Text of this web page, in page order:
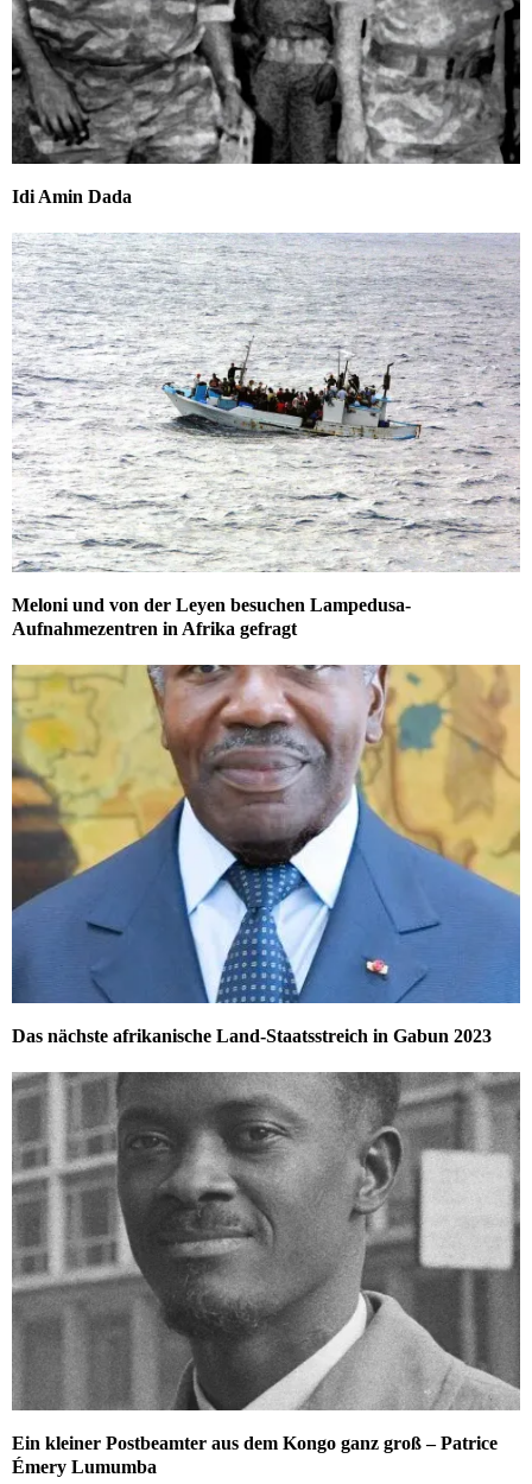
Idi Amin Dada
Meloni und von der Leyen besuchen Lampedusa-
Aufnahmezentren in Afrika gefragt
Das nächste afrikanische Land-Staatsstreich in Gabun 2023
Ein kleiner Postbeamter aus dem Kongo ganz groß – Patrice
Émery Lumumba